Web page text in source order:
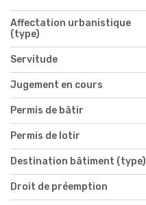
Affectation urbanistique
(type)
Servitude
Jugement en cours
Permis de bâtir
Permis de lotir
Destination bâtiment (type)
Droit de préemption